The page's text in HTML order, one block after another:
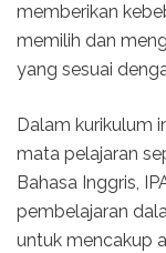
memberikan
memilih dan
yang sesuai
Dalam kurikulum
mata pelajaran
Bahasa Inggris,
pembelajaran
untuk mencakup